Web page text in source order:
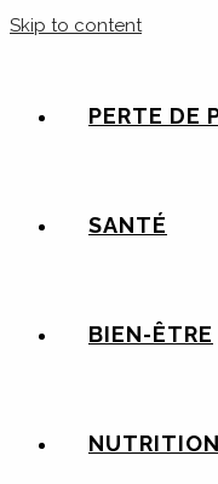
Skip to content
PERTE DE
SANTÉ
BIEN-ÊTRE
NUTRITION